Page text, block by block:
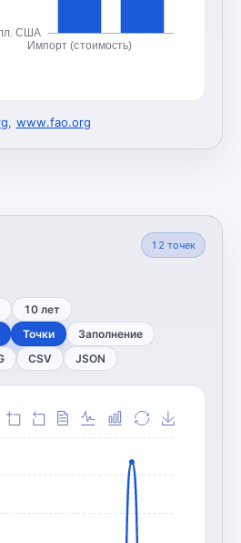
США
Импорт (стоимость)
, www.fao.org
12 точек
10 лет
Точки Заполнение
CSV JSON